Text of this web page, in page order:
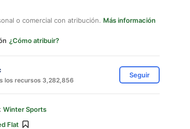
o comercial con atribución. Más información
¿Cómo atribuir?
los recursos 3,282,856
Seguir
Winter Sports
Flat